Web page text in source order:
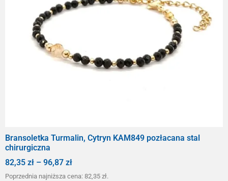
Bransoletka Turmalin, Cytryn KAM849 pozłacana stal
chirurgiczna
82,35 zł – 96,87 zł
Poprzednia najniższa cena: 82,35 zł.